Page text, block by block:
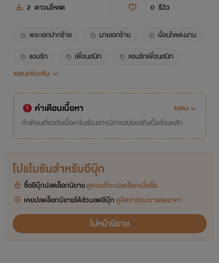
2 ดาวน์โหลด 0 รีวิว
พระเอกปากร้าย นายเอกร้าย
เงื่อนไขแต่งงาน
แอบรัก
เพื่อนสนิท
แอบรักเพื่อนสนิท
ศัตรู
นายเอกแอบรักพระเอก
แสดงเพิ่มเติม
คำเตือนเนื้อหา
แสดง
คำเตือนเกี่ยวกับเนื้อหาในเรื่องอาจมีการสปอยล์ถึงเนื้อเรื่องหลัก
โปรโมชันสำหรับอีบุ๊ก
ซื้ออีบุ๊กปลดล็อกนิยายดูตอนที่จะปลดล็อกเมื่อซื้อ
เคยปลดล็อกนิยายได้ส่วนลดอีบุ๊ก ดูอัตราส่วนการลดราคา
ไปหน้านิยาย